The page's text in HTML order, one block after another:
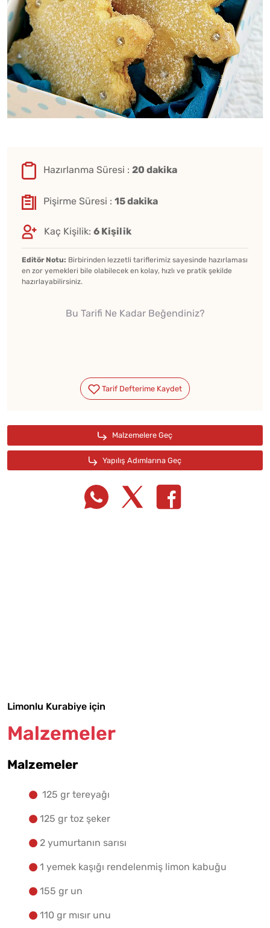
Hazırlanma Süresi : 20 dakika
Pişirme Süresi : 15 dakika
Kaç Kişilik: 6 Kişilik
Editör Notu: Birbirinden lezzetli tariflerimiz sayesinde hazırlaması
en zor yemekleri bile olabilecek en kolay, hızlı ve pratik şekilde
hazırlayabilirsiniz.
Bu Tarifi Ne Kadar Beğendiniz?
Limonlu Kurabiye için
Malzemeler
Malzemeler
125 gr tereyağı
125 gr toz şeker
2 yumurtanın sarısı
1 yemek kaşığı rendelenmiş limon kabuğu
155 gr un
110 gr mısır unu